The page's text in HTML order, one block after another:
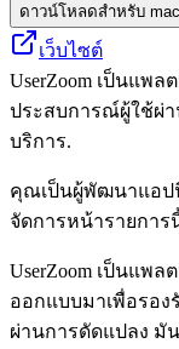
ดาวน์โหลดสำหรับ
เว็บไซต์
UserZoom เป็นแพ
ประสบการณ์ผู้ใช้ผ่
บริการ.
คุณเป็นผู้พัฒนาแอป
จัดการหน้ารายการ
UserZoom เป็นแพ
ออกแบบมาเพื่อรอ
ผ่านการดัดแปลง มั